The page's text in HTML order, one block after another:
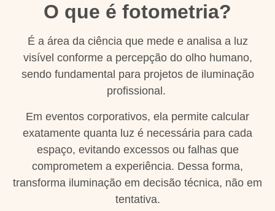
O que é fotometria?
É a área da ciência que mede e analisa a luz
visível conforme a percepção do olho humano,
sendo fundamental para projetos de iluminação
profissional.
Em eventos corporativos, ela permite calcular
exatamente quanta luz é necessária para cada
espaço, evitando excessos ou falhas que
comprometem a experiência. Dessa forma,
transforma iluminação em decisão técnica, não em
tentativa.